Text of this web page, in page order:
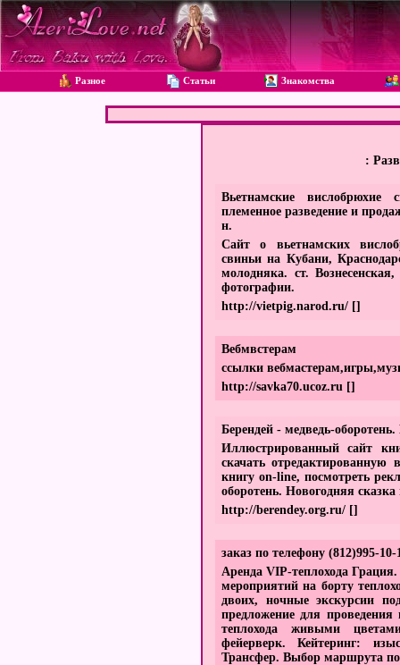
Разное Статьи Знакомства
:
Вьетнамские
племенное разведение и
н.
Сайт о вьетнамских
свиньи на Кубани,
молодняка. ст.
фотографии.
http://vietpig.narod.ru/ []
Вебмвстерам
ссылки
http://savka70.ucoz.ru []
Берендей - медведь-
Иллюстрированный сайт
скачать отредактированную
книгу on-line, посмотреть
оборотень. Новогодняя
http://berendey.org.ru/ []
заказ по телефону (812)995-
Аренда VIP-теплохода
мероприятий на борту
двоих, ночные экскурсии
предложение для
теплохода живыми
фейерверк. Кейтеринг:
Трансфер. Выбор маршрута